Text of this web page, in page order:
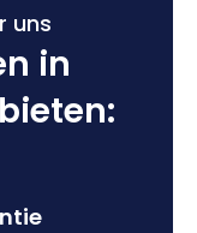
uns
in